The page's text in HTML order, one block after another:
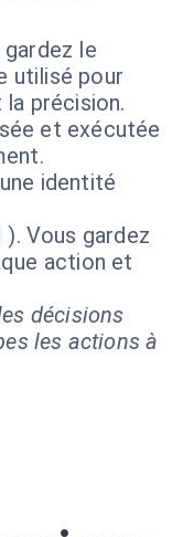
gardez le
utilisé pour
précision.
et exécutée
identité
). Vous gardez
action et
décisions
les actions à